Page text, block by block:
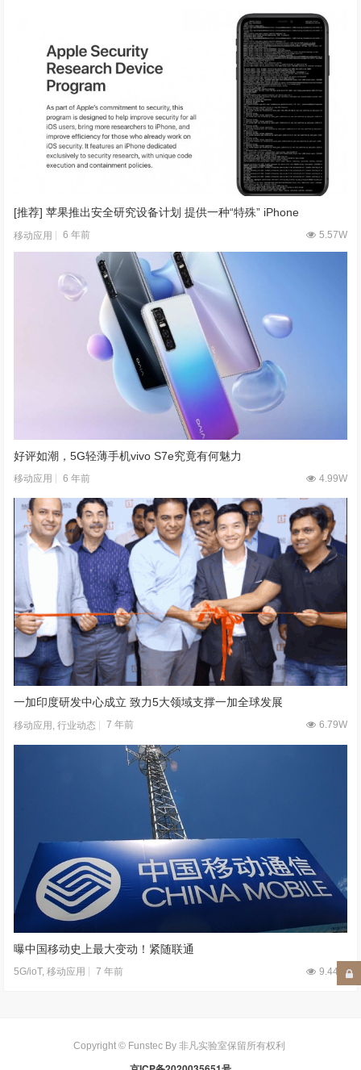
[推荐] 苹果推出安全研究设备计划 提供一种“特殊” iPhone
移动应用 6 年前 5.57W
好评如潮，5G轻薄手机vivo S7e究竟有何魅力
移动应用 6 年前 4.99W
一加印度研发中心成立 致力5大领域支撑一加全球发展
移动应用,行业动态 7 年前 6.79W
曝中国移动史上最大变动！紧随联通
5G/ioT,移动应用 7 年前 9.44W
Copyright © Funstec By 非凡实验室保留所有权利